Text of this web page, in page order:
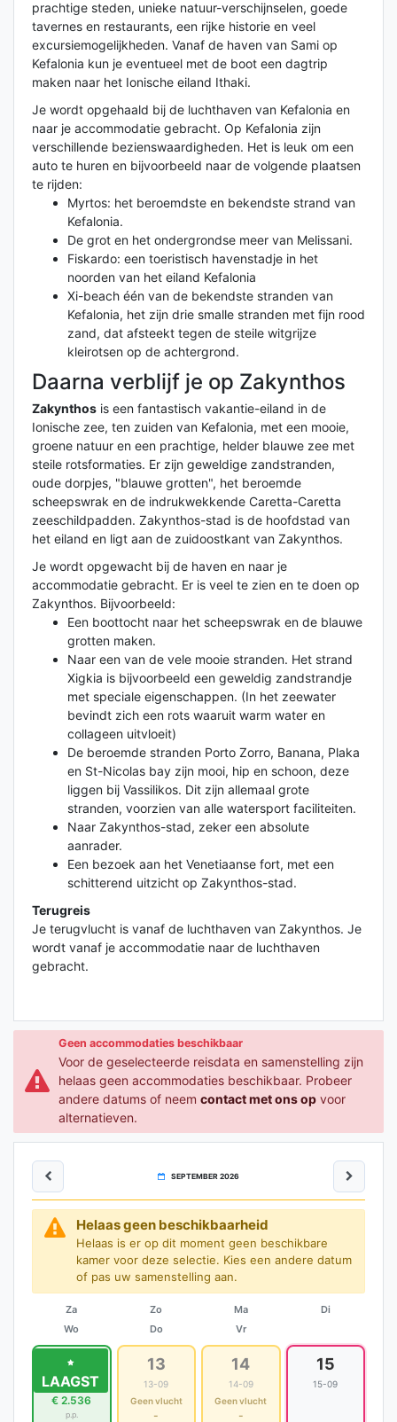
prachtige steden, unieke natuur-verschijnselen, goede
tavernes en restaurants, een rijke historie en veel
excursiemogelijkheden. Vanaf de haven van Sami op
Kefalonia kun je eventueel met de boot een dagtrip
maken naar het Ionische eiland Ithaki.
Je wordt opgehaald bij de luchthaven van Kefalonia en
naar je accommodatie gebracht. Op Kefalonia zijn
verschillende bezienswaardigheden. Het is leuk om een
auto te huren en bijvoorbeeld naar de volgende plaatsen
te rijden:
Myrtos: het beroemdste en bekendste strand van
Kefalonia.
De grot en het ondergrondse meer van Melissani.
Fiskardo: een toeristisch havenstadje in het
noorden van het eiland Kefalonia
Xi-beach één van de bekendste stranden van
Kefalonia, het zijn drie smalle stranden met fijn rood
zand, dat afsteekt tegen de steile witgrijze
kleirotsen op de achtergrond.
Daarna verblijf je op Zakynthos
Zakynthos is een fantastisch vakantie-eiland in de
Ionische zee, ten zuiden van Kefalonia, met een mooie,
groene natuur en een prachtige, helder blauwe zee met
steile rotsformaties. Er zijn geweldige zandstranden,
oude dorpjes, "blauwe grotten", het beroemde
scheepswrak en de indrukwekkende Caretta-Caretta
zeeschildpadden. Zakynthos-stad is de hoofdstad van
het eiland en ligt aan de zuidoostkant van Zakynthos.
Je wordt opgewacht bij de haven en naar je
accommodatie gebracht. Er is veel te zien en te doen op
Zakynthos. Bijvoorbeeld:
Een boottocht naar het scheepswrak en de blauwe
grotten maken.
Naar een van de vele mooie stranden. Het strand
Xigkia is bijvoorbeeld een geweldig zandstrandje
met speciale eigenschappen. (In het zeewater
bevindt zich een rots waaruit warm water en
collageen uitvloeit)
De beroemde stranden Porto Zorro, Banana, Plaka
en St-Nicolas bay zijn mooi, hip en schoon, deze
liggen bij Vassilikos. Dit zijn allemaal grote
stranden, voorzien van alle watersport faciliteiten.
Naar Zakynthos-stad, zeker een absolute
aanrader.
Een bezoek aan het Venetiaanse fort, met een
schitterend uitzicht op Zakynthos-stad.
Terugreis
Je terugvlucht is vanaf de luchthaven van Zakynthos. Je
wordt vanaf je accommodatie naar de luchthaven
gebracht.
Geen accommodaties beschikbaar
Voor de geselecteerde reisdata en samenstelling zijn
helaas geen accommodaties beschikbaar. Probeer
andere datums of neem contact met ons opvoor
alternatieven.
SEPTEMBER 2026
Helaas geen beschikbaarheid
Helaas is er op dit moment geen beschikbare
kamer voor deze selectie. Kies een andere datum
of pas uw samenstelling aan.
Za Zo Ma
Di
Wo
Do Vr
LAAGST
12
12-09
€ 2.536
p.p.
13
13-09
Geen vlucht
-
14
14-09
Geen vlucht
-
15
15-09